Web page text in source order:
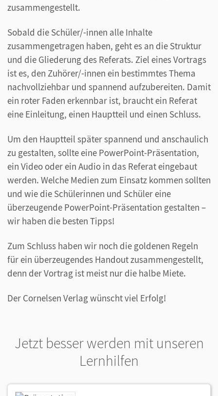
zusammengestellt.
Sobald die Schüler/-innen alle Inhalte
zusammengetragen haben, geht es an die Struktur
und die Gliederung des Referats. Ziel eines Vortrags
ist es, den Zuhörer/-innen ein bestimmtes Thema
nachvollziehbar und spannend aufzubereiten. Damit
ein roter Faden erkennbar ist, braucht ein Referat
eine Einleitung, einen Hauptteil und einen Schluss.
Um den Hauptteil später spannend und anschaulich
zu gestalten, sollte eine PowerPoint-Präsentation,
ein Video oder ein Audio in das Referat eingebaut
werden. Welche Medien zum Einsatz kommen sollten
und wie die Schülerinnen und Schüler eine
überzeugende PowerPoint-Präsentation gestalten –
wir haben die besten Tipps!
Zum Schluss haben wir noch die goldenen Regeln
für ein überzeugendes Handout zusammengestellt,
denn der Vortrag ist meist nur die halbe Miete.
Der Cornelsen Verlag wünscht viel Erfolg!
Jetzt besser werden mit unseren
Lernhilfen